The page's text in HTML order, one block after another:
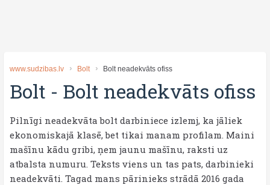
www.sudzibas.lv Bolt Bolt neadekvāts ofiss
Bolt - Bolt neadekvāts ofiss
Pilnīgi neadekvāta bolt darbiniece izlemj, ka jāliek
ekonomiskajā klasē, bet tikai manam profilam. Maini
mašīnu kādu gribi, ņem jaunu mašīnu, raksti uz
atbalsta numuru. Teksts viens un tas pats, darbinieki
neadekvāti. Tagad mans pārinieks strādā 2016 gada